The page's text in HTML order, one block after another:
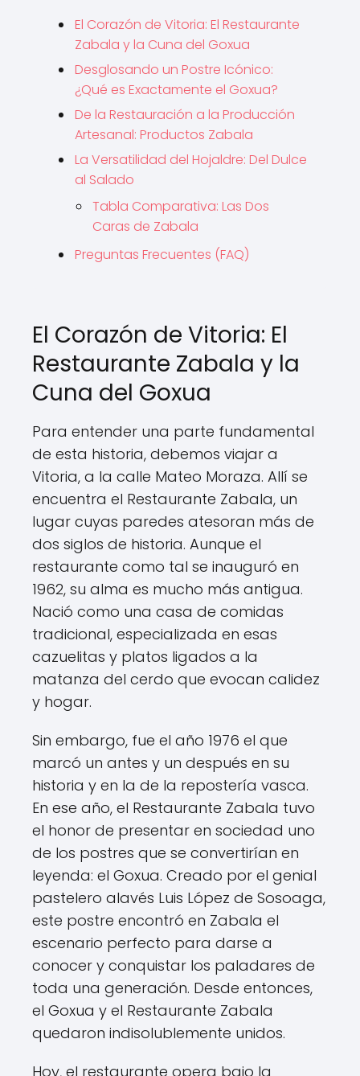
El Corazón de Vitoria: El Restaurante
Zabala y la Cuna del Goxua
Desglosando un Postre Icónico:
¿Qué es Exactamente el Goxua?
De la Restauración a la Producción
Artesanal: Productos Zabala
La Versatilidad del Hojaldre: Del Dulce
al Salado
Tabla Comparativa: Las Dos
Caras de Zabala
Preguntas Frecuentes (FAQ)
El Corazón de Vitoria: El
Restaurante Zabala y la
Cuna del Goxua
Para entender una parte fundamental
de esta historia, debemos viajar a
Vitoria, a la calle Mateo Moraza. Allí se
encuentra el Restaurante Zabala, un
lugar cuyas paredes atesoran más de
dos siglos de historia. Aunque el
restaurante como tal se inauguró en
1962, su alma es mucho más antigua.
Nació como una casa de comidas
tradicional, especializada en esas
cazuelitas y platos ligados a la
matanza del cerdo que evocan calidez
y hogar.
Sin embargo, fue el año 1976 el que
marcó un antes y un después en su
historia y en la de la repostería vasca.
En ese año, el Restaurante Zabala tuvo
el honor de presentar en sociedad uno
de los postres que se convertirían en
leyenda: el Goxua. Creado por el genial
pastelero alavés Luis López de Sosoaga,
este postre encontró en Zabala el
escenario perfecto para darse a
conocer y conquistar los paladares de
toda una generación. Desde entonces,
el Goxua y el Restaurante Zabala
quedaron indisolublemente unidos.
Hoy, el restaurante opera bajo la